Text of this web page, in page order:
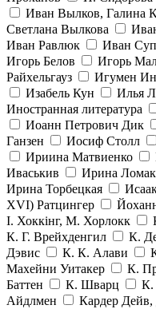
Иван Вылков, Галина
Светлана Вылкова
Иван Равлюк
Иван
Игорь Белов
Игорь
Райхельгауз
Игумен
Изабель Кун
Илья
Иностранная литература
Иоанн Петрович Дик
Ганзен
Иосиф Столл
Ириина Матвиенко
Иваськив
Ирина
Ирина Торбецкая
ХVI) Ратцингер
І. Хоккінг, М. Хорлокк
К. Г. Врейхденгил
К.
Дэвис
К. К. Алави
Махейни Уитакер
К.
Баттен
К. Шварц К.
Айдлмен
Кардер